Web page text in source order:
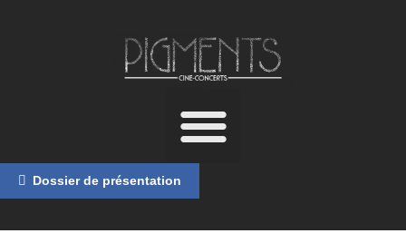
Dossier de présentation